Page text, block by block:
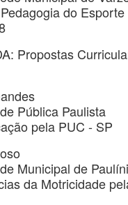
do
Propostas
Pública Paulista
pela PUC - SP
Municipal de
da Motricidade